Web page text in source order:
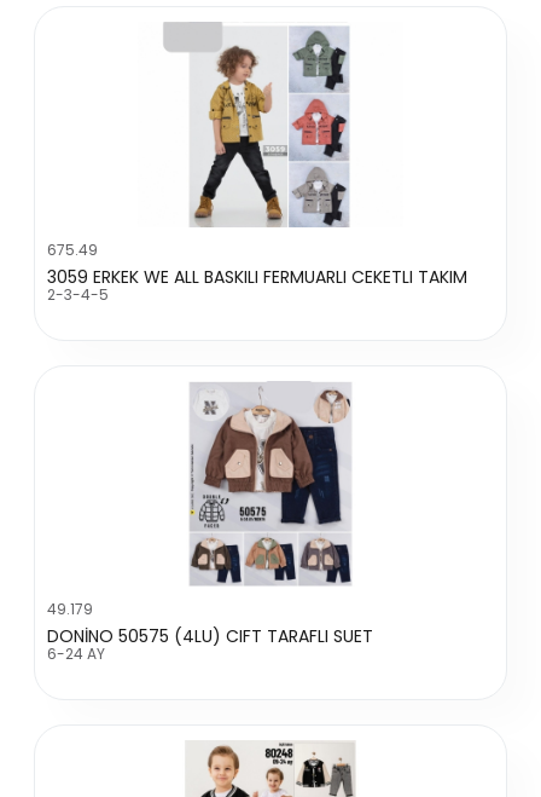
675.49
3059 ERKEK WE ALL BASKILI FERMUARLI CEKETLI TAKIM
2-3-4-5
49.179
DONİNO 50575 (4LU) CIFT TARAFLI SUET
6-24 AY